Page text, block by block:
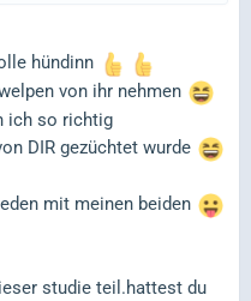
hündinn
von ihr nehmen
ich so richtig
DIR gezüchtet wurde
mit meinen beiden
studie teil.hattest du